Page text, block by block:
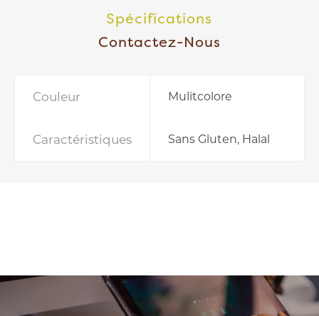
Spécifications
Contactez-Nous
Couleur Mulitcolore
Caractéristiques Sans Gluten, Halal